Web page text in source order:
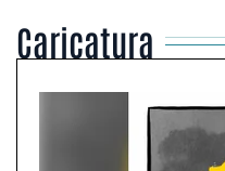
Caricatura